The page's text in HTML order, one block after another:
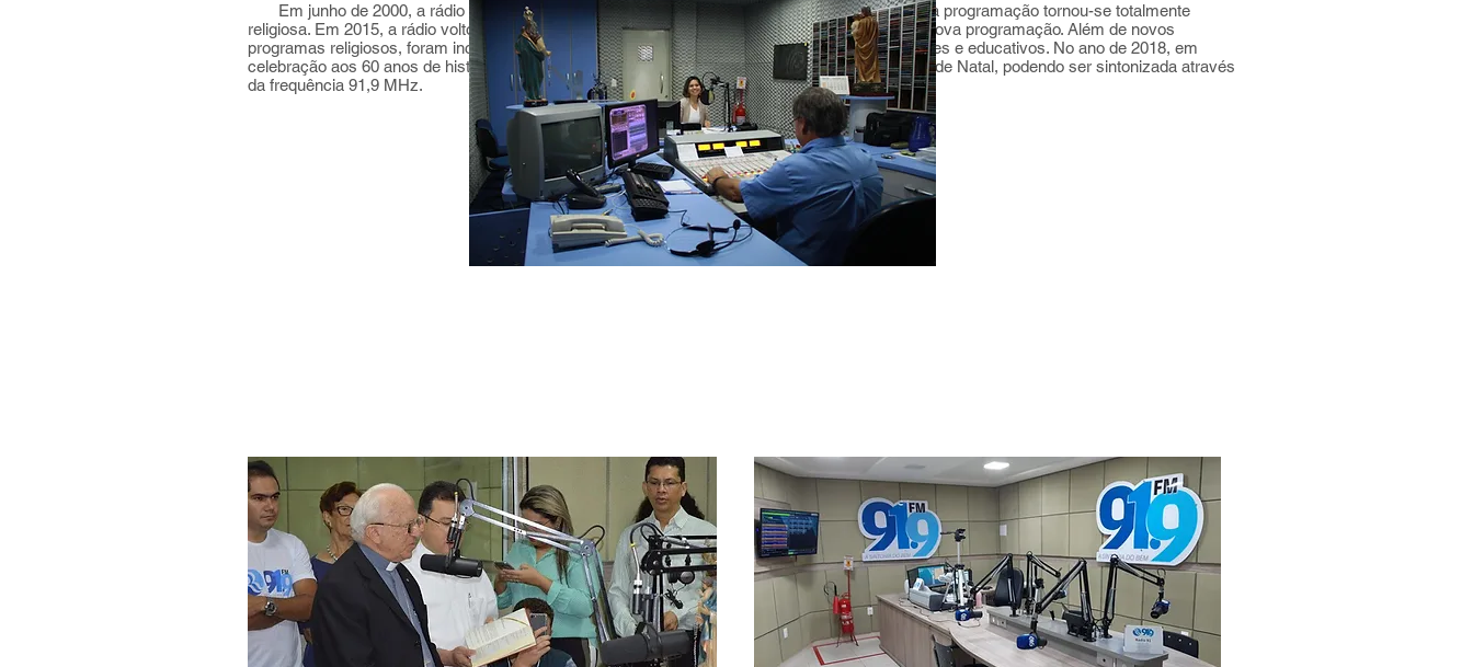
Em junho de 2000, a rádio passou a ser administrada pela Comunidade Canção Nova, e sua programação tornou-se totalmente
religiosa. Em 2015, a rádio voltou a ser administrada pela Arquidiocese de Natal e passou a ter nova programação. Além de novos
programas religiosos, foram incluídos também, programas de entretenimento, jornalismo, esportes e educativos. No ano de 2018, em
celebração aos 60 anos de história, a Rádio Rural de Natal passou a ser a primeira FM Católica de Natal, podendo ser sintonizada através
da frequência 91,9 MHz.